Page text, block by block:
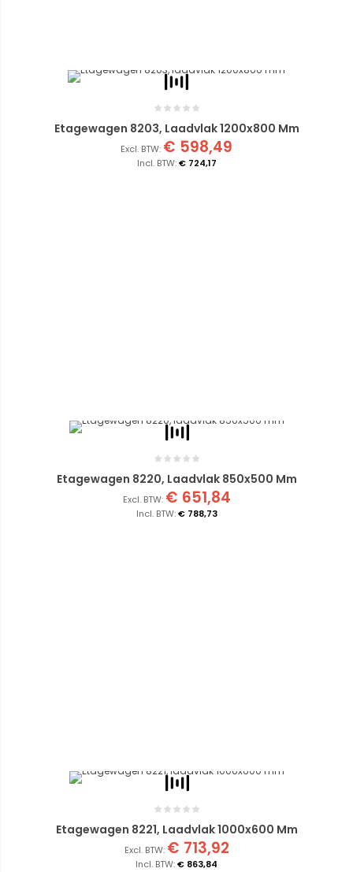
Etagewagen 8203, Laadvlak 1200x800 Mm
€ 724,17
€ 598,49
Etagewagen 8220, Laadvlak 850x500 Mm
€ 788,73
€ 651,84
Etagewagen 8221, Laadvlak 1000x600 Mm
€ 863,84
€ 713,92